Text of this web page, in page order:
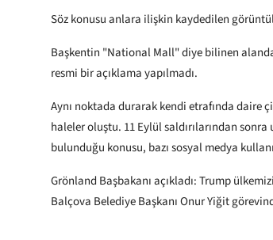
Söz konusu anlara ilişkin kaydedilen
Başkentin "National Mall" diye bilinen
resmi bir açıklama yapılmadı.
Aynı noktada durarak kendi etrafında daire
haleler oluştu. 11 Eylül saldırılarından
bulunduğu konusu, bazı sosyal medya
Grönland Başbakanı açıkladı: Trump
Balçova Belediye Başkanı Onur Yiğit